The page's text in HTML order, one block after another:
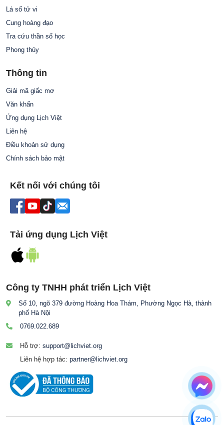
Công ty TNHH phát triển Lịch Việt
Số 10, ngõ 379 đường Hoàng Hoa Thám, Phường Ngọc Hà, thành
phố Hà Nội
0769.022.689
Hỗ trợ: support@lichviet.org
Liên hệ hợp tác: partner@lichviet.org
Lá số tử vi
Cung hoàng đạo
Tra cứu thần số học
Phong thủy
Thông tin
Giải mã giấc mơ
Văn khấn
Ứng dụng Lịch Việt
Liên hệ
Điều khoản sử dụng
Chính sách bảo mật
Kết nối với chúng tôi
Tải ứng dụng Lịch Việt